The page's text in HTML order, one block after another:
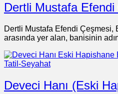
Dertli Mustafa Efendi
Dertli Mustafa Efendi Çeşmesi,
arasında yer alan, banisinin
Tatil-Seyahat
Deveci Hanı (Eski